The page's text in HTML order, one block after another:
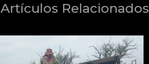
Artículos Relacionados